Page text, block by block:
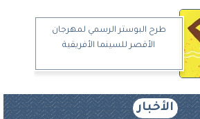
طرح البوستر الرسمي لمهرجان
الأقصر للسينما الأفريقية
الأخبار